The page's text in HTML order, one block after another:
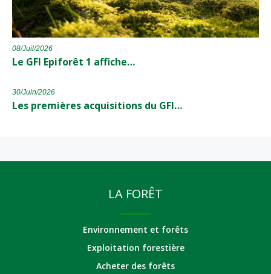
08/Juil/2026
Le GFI Epiforêt 1 affiche…
30/Juin/2026
Les premières acquisitions du GFI…
LA FORÊT
Environnement et forêts
Exploitation forestière
Acheter des forêts